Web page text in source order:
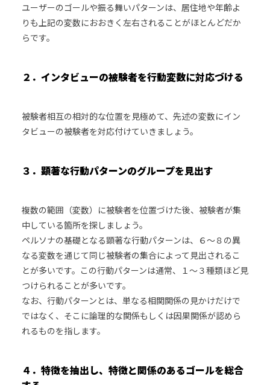
ユーザーのゴールや振る舞いパターンは、居住地や年齢よ
りも上記の変数におおきく左右されることがほとんどだか
らです。
２．インタビューの被験者を行動変数に対応づける
被験者相互の相対的な位置を見極めて、先述の変数にイン
タビューの被験者を対応付けていきましょう。
３．顕著な行動パターンのグループを見出す
複数の範囲（変数）に被験者を位置づけた後、被験者が集
中している箇所を探しましょう。
ペルソナの基礎となる顕著な行動パターンは、６～８の異
なる変数を通じて同じ被験者の集合によって見出されるこ
とが多いです。この行動パターンは通常、１～３種類ほど見
つけられることが多いです。
なお、行動パターンとは、単なる相関関係の見かけだけで
ではなく、そこに論理的な関係もしくは因果関係が認めら
れるものを指します。
４．特徴を抽出し、特徴と関係のあるゴールを総合